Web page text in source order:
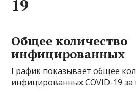
19
Общее количество
инфицированных
График показывает общее
инфицированных COVID-19